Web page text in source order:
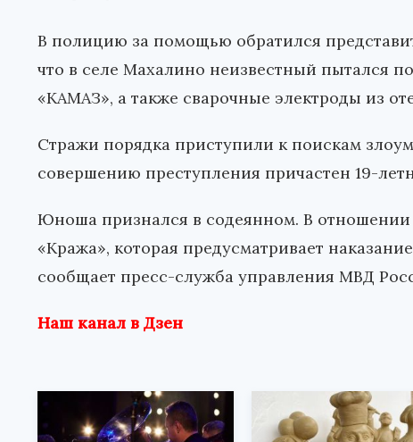
В полицию за помощью обратился
что в селе Махалино неизвестный пытался
«КАМАЗ», а также сварочные электроды из
Стражи порядка приступили к поискам
совершению преступления причастен 19-
Юноша признался в содеянном. В отношении
«Кража», которая предусматривает
сообщает пресс-служба управления МВД
Наш канал в Дзен